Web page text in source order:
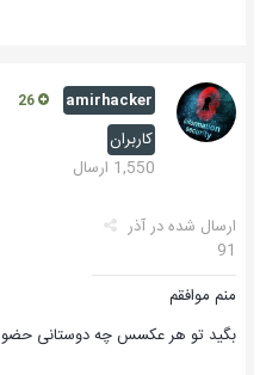
amirhacker
کاربران
1,550 ارسال
ارسال شده درآذر
91
منم موافقم
بگید تو هر عکسس چه دوستانی حضور